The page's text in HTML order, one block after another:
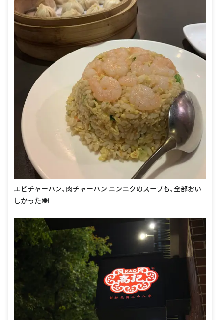
エビチャーハン、肉チャーハン ニンニクのスープも、全部おい
しかった🍽